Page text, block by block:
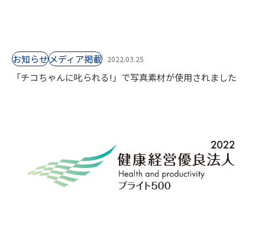
お知らせ⁨⁩メディア掲載 2022.03.25
「チコちゃんに叱られる!」で写真素材が使用されました